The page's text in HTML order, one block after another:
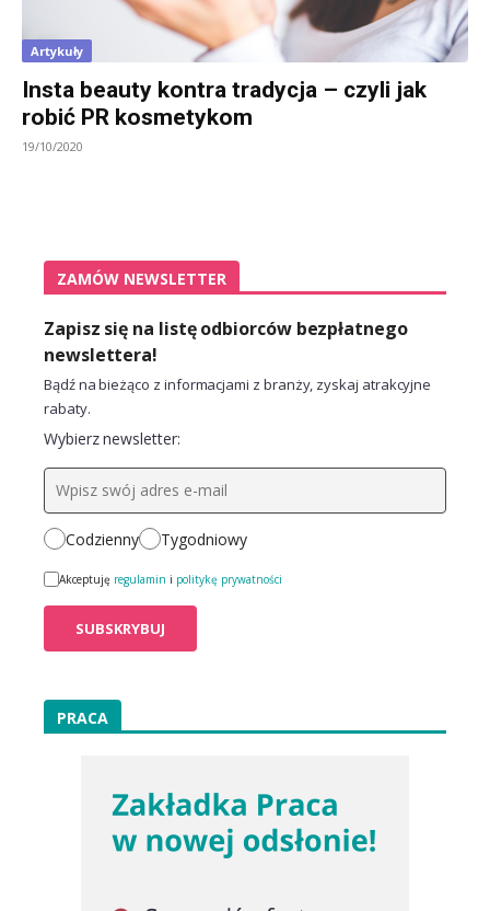
Artykuły
Insta beauty kontra tradycja – czyli jak
robić PR kosmetykom
19/10/2020
ZAMÓW NEWSLETTER
Zapisz się na listę odbiorców bezpłatnego
newslettera!
Bądź na bieżąco z informacjami z branży, zyskaj atrakcyjne
rabaty.
Wybierz newsletter:
Codzienny Tygodniowy
Akceptuję regulamin i politykę prywatności
PRACA